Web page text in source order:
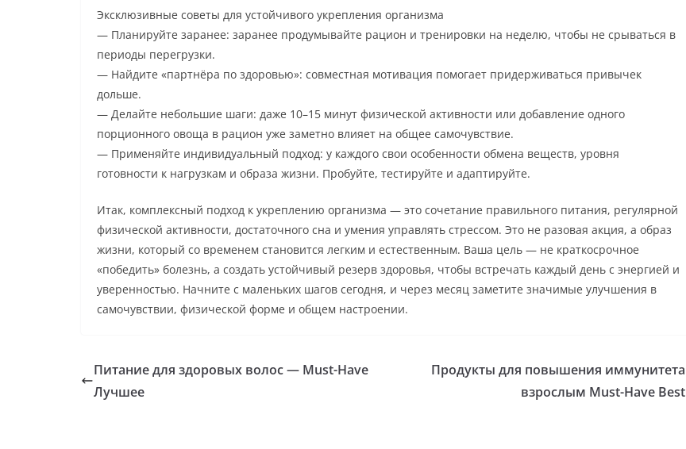
Эксклюзивные советы для устойчивого укрепления организма
— Планируйте заранее: заранее продумывайте рацион и тренировки на неделю, чтобы не срываться в
периоды перегрузки.
— Найдите «партнёра по здоровью»: совместная мотивация помогает придерживаться привычек
дольше.
— Делайте небольшие шаги: даже 10–15 минут физической активности или добавление одного
порционного овоща в рацион уже заметно влияет на общее самочувствие.
— Применяйте индивидуальный подход: у каждого свои особенности обмена веществ, уровня
готовности к нагрузкам и образа жизни. Пробуйте, тестируйте и адаптируйте.
Итак, комплексный подход к укреплению организма — это сочетание правильного питания, регулярной
физической активности, достаточного сна и умения управлять стрессом. Это не разовая акция, а образ
жизни, который со временем становится легким и естественным. Ваша цель — не краткосрочное
«победить» болезнь, а создать устойчивый резерв здоровья, чтобы встречать каждый день с энергией и
уверенностью. Начните с маленьких шагов сегодня, и через месяц заметите значимые улучшения в
самочувствии, физической форме и общем настроении.
Питание для здоровых волос — Must-Have
Лучшее
Продукты для повышения иммунитета
взрослым Must-Have Best